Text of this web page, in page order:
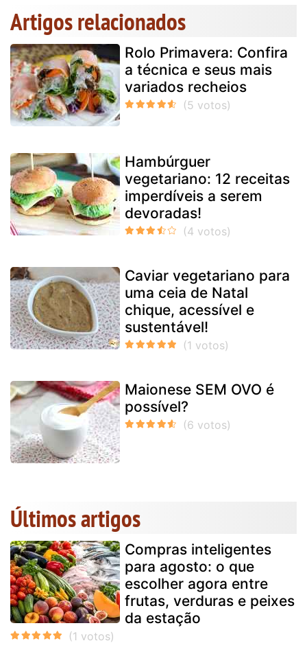
Artigos relacionados
Rolo Primavera: Confira
a técnica e seus mais
variados recheios
Hambúrguer
vegetariano: 12 receitas
imperdíveis a serem
devoradas!
Caviar vegetariano para
uma ceia de Natal
chique, acessível e
sustentável!
Maionese SEM OVO é
possível?
Últimos artigos
Compras inteligentes
para agosto: o que
escolher agora entre
frutas, verduras e peixes
da estação